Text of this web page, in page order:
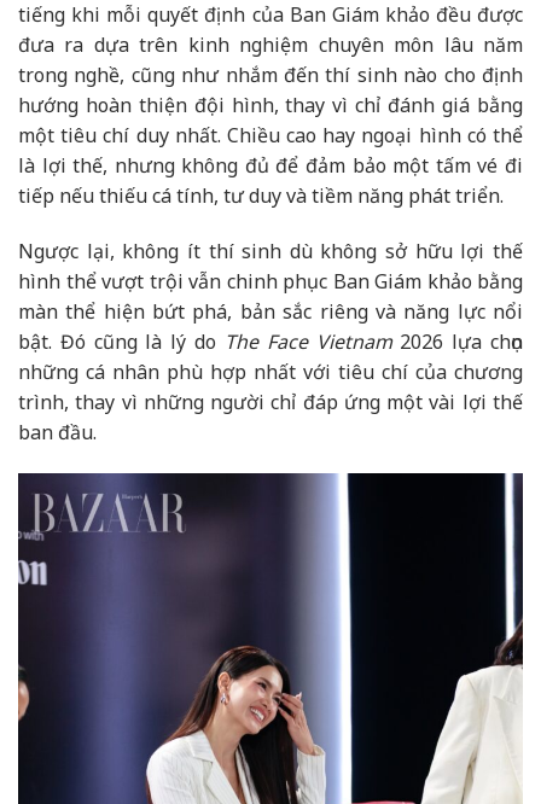
tiếng khi mỗi quyết định của Ban Giám khảo đều được
đưa ra dựa trên kinh nghiệm chuyên môn lâu năm
trong nghề, cũng như nhắm đến thí sinh nào cho định
hướng hoàn thiện đội hình, thay vì chỉ đánh giá bằng
một tiêu chí duy nhất. Chiều cao hay ngoại hình có thể
là lợi thế, nhưng không đủ để đảm bảo một tấm vé đi
tiếp nếu thiếu cá tính, tư duy và tiềm năng phát triển.
Ngược lại, không ít thí sinh dù không sở hữu lợi thế
hình thể vượt trội vẫn chinh phục Ban Giám khảo bằng
màn thể hiện bứt phá, bản sắc riêng và năng lực nổi
bật. Đó cũng là lý do The Face Vietnam2026 lựa chọn
những cá nhân phù hợp nhất với tiêu chí của chương
trình, thay vì những người chỉ đáp ứng một vài lợi thế
ban đầu.